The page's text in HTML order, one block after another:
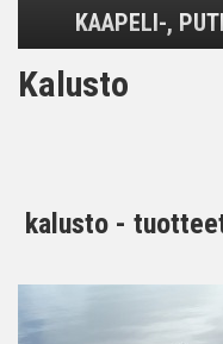
KAAPELI-,
Kalusto
kalusto -